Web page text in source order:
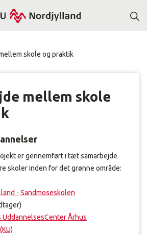
skole og praktik
mellem skole
er gennemført i tæt samarbejde
skoler inden for det grønne område:
- Sandmoseskolen
Århus